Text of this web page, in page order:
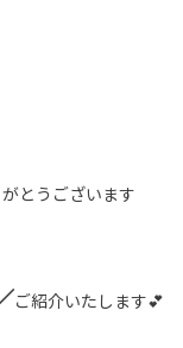
とうございます
ご紹介いたします💕